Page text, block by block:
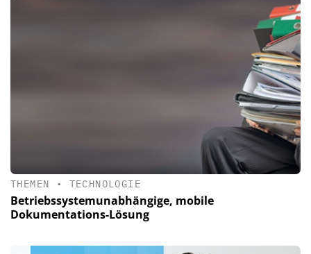
THEMEN • TECHNOLOGIE
Betriebssystemunabhängige, mobile
Dokumentations-Lösung